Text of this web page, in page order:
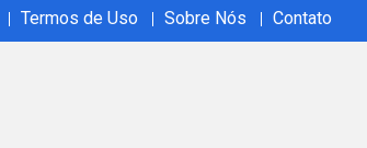
Termos de Uso Sobre Nós Contato